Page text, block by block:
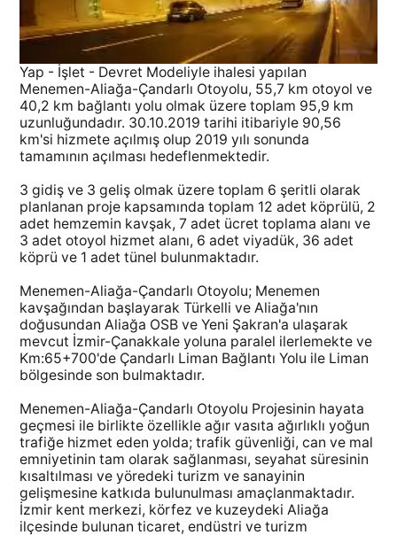
Müşteri Hizmetleri
Hafta içi 08:30 - 17:30
0 850 577 35 35
7/24 Otoyol
ACİL YARDIM HATTI 161
Yap - İşlet - Devret Modeliyle ihalesi yapılan
Menemen-Aliağa-Çandarlı Otoyolu, 55,7 km otoyol ve
40,2 km bağlantı yolu olmak üzere toplam 95,9 km
uzunluğundadır. 30.10.2019 tarihi itibariyle 90,56
km'si hizmete açılmış olup 2019 yılı sonunda
tamamının açılması hedeflenmektedir.
3 gidiş ve 3 geliş olmak üzere toplam 6 şeritli olarak
planlanan proje kapsamında toplam 12 adet köprülü, 2
adet hemzemin kavşak, 7 adet ücret toplama alanı ve
3 adet otoyol hizmet alanı, 6 adet viyadük, 36 adet
köprü ve 1 adet tünel bulunmaktadır.
Menemen-Aliağa-Çandarlı Otoyolu; Menemen
kavşağından başlayarak Türkelli ve Aliağa'nın
doğusundan Aliağa OSB ve Yeni Şakran'a ulaşarak
mevcut İzmir-Çanakkale yoluna paralel ilerlemekte ve
Km:65+700'de Çandarlı Liman Bağlantı Yolu ile Liman
bölgesinde son bulmaktadır.
Menemen-Aliağa-Çandarlı Otoyolu Projesinin hayata
geçmesi ile birlikte özellikle ağır vasıta ağırlıklı yoğun
trafiğe hizmet eden yolda; trafik güvenliği, can ve mal
emniyetinin tam olarak sağlanması, seyahat süresinin
kısaltılması ve yöredeki turizm ve sanayinin
gelişmesine katkıda bulunulması amaçlanmaktadır.
İzmir kent merkezi, körfez ve kuzeydeki Aliağa
ilçesinde bulunan ticaret, endüstri ve turizm